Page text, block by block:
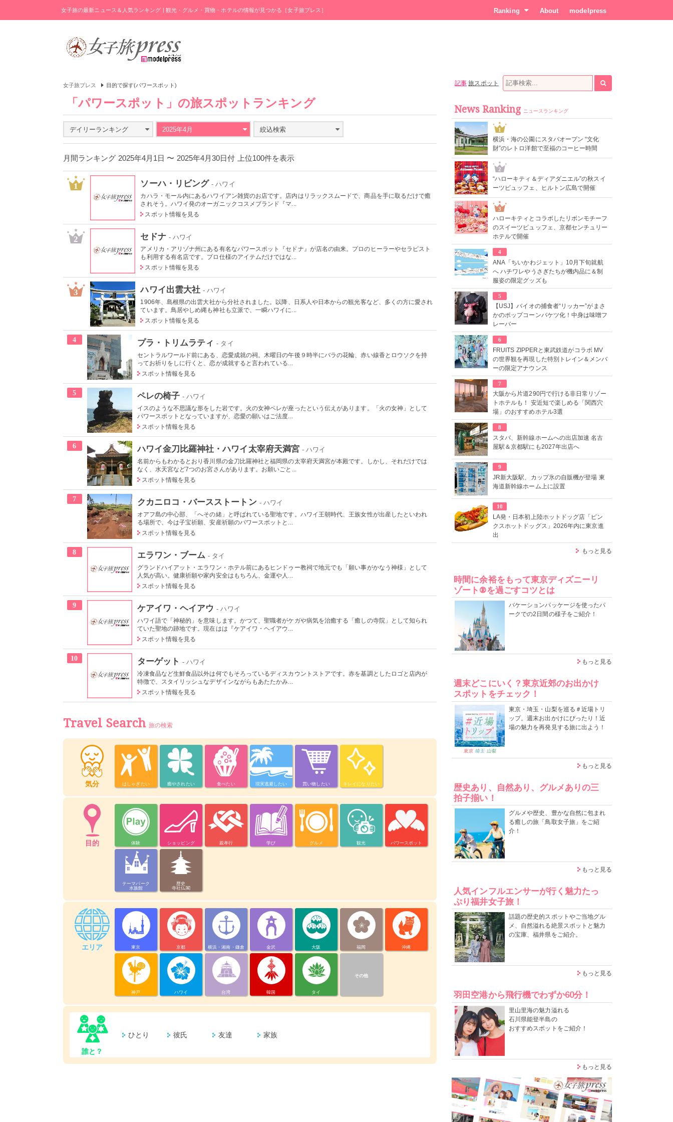
女子旅の最新ニュース＆人気ランキング | 観光・グルメ・買物・ホテルの情報が見つかる［女子旅プレス］ Ranking About modelpress
女子旅プレス 目的で探す(パワースポット)
「パワースポット」の旅スポットランキング
デイリーランキング 2025年4月 絞込検索
月間ランキング 2025年4月1日 〜 2025年4月30日付 上位100件を表示
1 ソーハ・リビング - ハワイ
カハラ・モール内にあるハワイアン雑貨のお店です。店内はリラックスムードで、商品を手に取るだけで癒
されそう。ハワイ発のオーガニックコスメブランド『マ...
スポット情報を見る
2 セドナ - ハワイ
アメリカ・アリゾナ州にある有名なパワースポット『セドナ』が店名の由来。プロのヒーラーやセラピスト
も利用する有名店です。プロ仕様のアイテムだけではな...
スポット情報を見る
3 ハワイ出雲大社 - ハワイ
1906年、島根県の出雲大社から分社されました。以降、日系人や日本からの観光客など、多くの方に愛され
ています。鳥居やしめ縄も神社も立派で、一瞬ハワイに...
スポット情報を見る
4 プラ・トリムラティ - タイ
セントラルワールド前にある、恋愛成就の祠。木曜日の午後９時半にバラの花輪、赤い線香とロウソクを持
ってお祈りをしに行くと、恋が成就すると言われている...
スポット情報を見る
5 ペレの椅子 - ハワイ
イスのような不思議な形をした岩です。火の女神ペレが座ったという伝えがあります。「火の女神」として
パワースポットとなっていますが、恋愛の願いはご法度...
スポット情報を見る
6 ハワイ金刀比羅神社・ハワイ太宰府天満宮 - ハワイ
名前からもわかるとおり香川県の金刀比羅神社と福岡県の太宰府天満宮が本殿です。しかし、それだけでは
なく、水天宮など7つのお宮さんがあります。お願いごと...
スポット情報を見る
7 クカニロコ・バースストートン - ハワイ
オアフ島の中心部、「へその緒」と呼ばれている聖地です。ハワイ王朝時代、王族女性が出産したといわれ
る場所で、今は子宝祈願、安産祈願のパワースポットと...
スポット情報を見る
8 エラワン・ブーム - タイ
グランドハイアット・エラワン・ホテル前にあるヒンドゥー教祠で地元でも「願い事がかなう神様」として
人気が高い。健康祈願や家内安全はもちろん、金運や人...
スポット情報を見る
9 ケアイワ・ヘイアウ - ハワイ
ハワイ語で「神秘的」を意味します。かつて、聖職者がケガや病気を治癒する「癒しの寺院」として知られ
ていた聖地の跡地です。現在はは『ケアイワ・ヘイアウ...
スポット情報を見る
10 ターゲット - ハワイ
冷凍食品など生鮮食品以外は何でもそろっているディスカウントストアです。赤を基調としたロゴと店内が
特徴で、スタイリッシュなデザインながらもあたたかみ...
スポット情報を見る
Travel Search 旅の検索
気分 はしゃぎたい 癒やされたい 食べたい 現実逃避したい 買い物したい キレイになりたい
目的 体験 ショッピング 親孝行 学び グルメ 観光 パワースポット
テーマパーク
水族館
歴史
寺社仏閣
エリア 東京 京都 横浜・湘南・鎌倉 金沢 大阪 福岡 沖縄
神戸 ハワイ 台湾 韓国 タイ
その他
誰と？
ひとり 彼氏 友達 家族
記事 旅スポット
News Ranking ニュースランキング
1
横浜・海の公園にスタバオープン “文化
財”のレトロ洋館で至福のコーヒー時間
2
“ハローキティ＆ディアダニエル”の秋スイ
ーツビュッフェ、ヒルトン広島で開催
3
ハローキティとコラボしたリボンモチーフ
のスイーツビュッフェ、京都センチュリー
ホテルで開催
4
ANA「ちいかわジェット」10月下旬就航
へ ハチワレやうさぎたちが機内品に＆制
服姿の限定グッズも
5
【USJ】バイオの捕食者“リッカー”がまさ
かのポップコーンバケツ化！中身は味噌フ
レーバー
6
FRUITS ZIPPERと東武鉄道がコラボ MV
の世界観を再現した特別トレイン＆メンバ
ーの限定アナウンス
7
大阪から片道290円で行ける非日常リゾー
トホテルも！ 安近短で楽しめる「関西穴
場」のおすすめホテル3選
8
スタバ、新幹線ホームへの出店加速 名古
屋駅＆京都駅にも2027年出店へ
9
JR新大阪駅、カップ氷の自販機が登場 東
海道新幹線ホーム上に設置
10
LA発・日本初上陸ホットドッグ店「ピン
クスホットドッグス」2026年内に東京進
出
もっと見る
時間に余裕をもって東京ディズニーリ
ゾート®を過ごすコツとは
バケーションパッケージを使ったパ
ークでの2日間の様子をご紹介！
もっと見る
週末どこにいく？東京近郊のお出かけ
スポットをチェック！
東京・埼玉・山梨を巡る＃近場トリ
ップ。週末お出かけにぴったり！近
場の魅力を再発見する旅に出よう！
もっと見る
歴史あり、自然あり、グルメありの三
拍子揃い！
グルメや歴史、豊かな自然に包まれ
る癒しの旅「鳥取女子旅」をご紹
介！
もっと見る
人気インフルエンサーが行く魅力たっ
ぷり福井女子旅！
話題の歴史的スポットやご当地グル
メ、自然溢れる絶景スポットと魅力
の宝庫、福井県をご紹介。
もっと見る
羽田空港から飛行機でわずか60分！
里山里海の魅力溢れる
石川県能登半島の
おすすめスポットをご紹介！
もっと見る